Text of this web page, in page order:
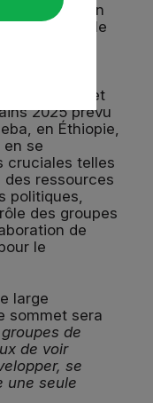
de réflexion
telles que le
réflexion
le Sommet
2025 prévu
en Éthiopie,
se
cruciales telles
ressources
politiques,
des groupes
de
le
large
sommet sera
de
de voir
se
une seule